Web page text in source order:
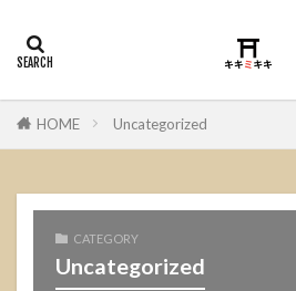
HOME Uncategorized
CATEGORY
Uncategorized